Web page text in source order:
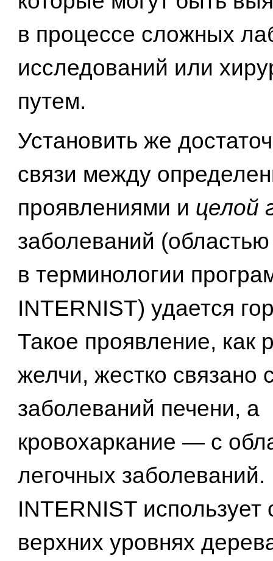
в процессе сложных
исследований или
путем.
Установить же
связи между
проявлениями и целой
заболеваний
в терминологии
INTERNIST) удается
Такое проявление, как
желчи, жестко связано
заболеваний печени, а
кровохаркание — с
легочных
INTERNIST использует
верхних уровнях